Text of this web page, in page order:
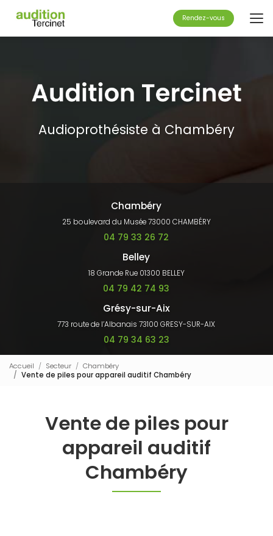
contenu
principal
Rendez-vous
Audioprothésiste à Chambéry
Chambéry
25 boulevard du Musée 73000 CHAMBÉRY
04 79 33 26 72
Belley
18 Grande Rue 01300 BELLEY
04 79 42 74 93
Grésy-sur-Aix
773 route de l’Albanais 73100 GRESY-SUR-AIX
04 79 34 63 23
Accueil Secteur
Chambéry
Vente de piles pour appareil auditif Chambéry
Vente de piles pour
appareil auditif
Chambéry